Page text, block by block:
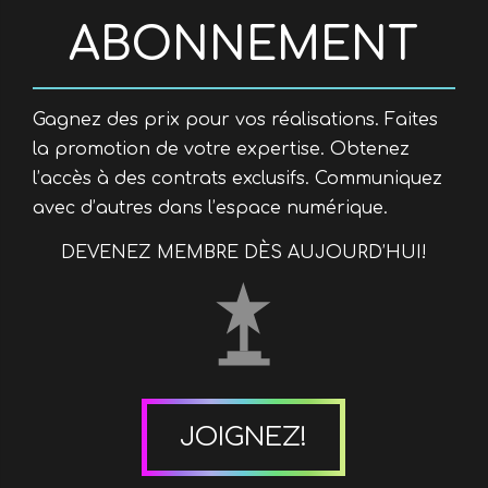
ABONNEMENT
Gagnez des prix pour vos réalisations. Faites
la promotion de votre expertise. Obtenez
l’accès à des contrats exclusifs. Communiquez
avec d’autres dans l’espace numérique.
DEVENEZ MEMBRE DÈS AUJOURD’HUI!
JOIGNEZ!